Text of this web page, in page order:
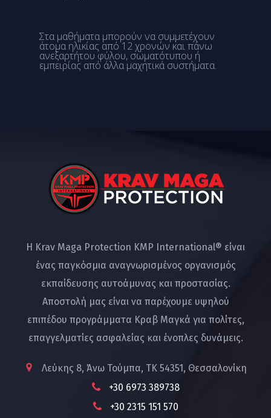
Στα μαθήματα μπορούν να συμμετέχουν
άτομα ηλικίας από 12 χρονών και πάνω
ανεξαρτήτου φύλου, σωματότυπου ή
εμπειρίας από άλλα μαχητικά συστήματα.
Η Krav Maga Protection KMP International® είναι
ένας παγκόσμια αναγνωρισμένος οργανισμός
εκπαίδευσης αυτοάμυνας και προστασίας.
Αποστολή μας είναι να παρέχουμε υψηλού
επιπέδου προγράμματα Κραβ Μαγκά για πολίτες,
επαγγελματίες ασφαλείας και ένοπλες δυνάμεις.
Λεύκης 8, Άνω Τούμπα, ΤΚ 54351, Θεσσαλονίκη
+30 6973 389738
+30 2315 151 570